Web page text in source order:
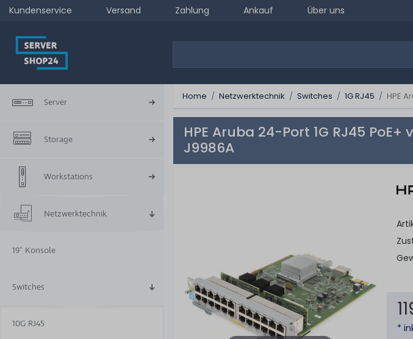
Kundenservice Versand Zahlung Ankauf Über uns
Server
Storage
Workstations
Netzwerktechnik
19" Konsole
Switches
10G RJ45
Home Netzwerktechnik Switches 1G RJ45 HPE
HPE Aruba 24-Port 1G RJ45
J9986A
*